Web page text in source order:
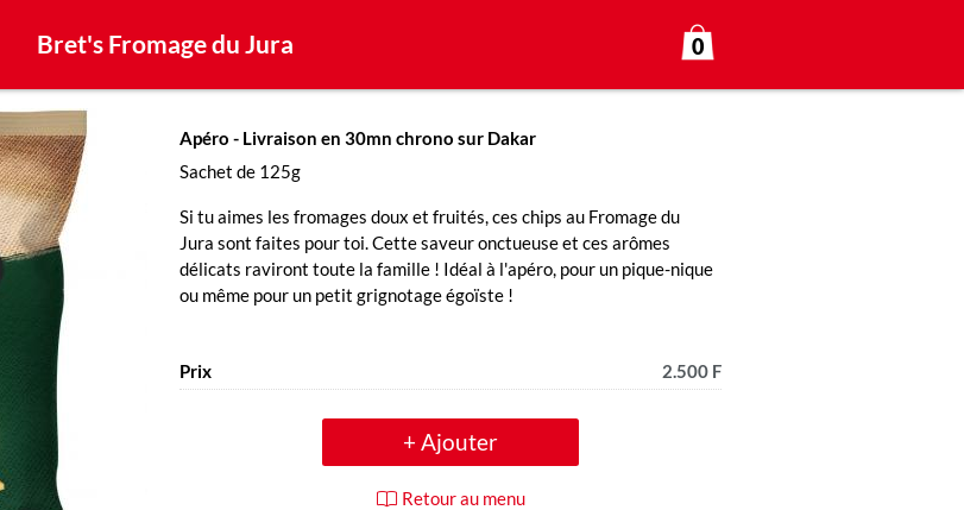
Bret's Fromage du Jura 0
Apéro - Livraison en 30mn chrono sur Dakar
Sachet de 125g
Si tu aimes les fromages doux et fruités, ces chips au Fromage du
Jura sont faites pour toi. Cette saveur onctueuse et ces arômes
délicats raviront toute la famille ! Idéal à l'apéro, pour un pique-nique
ou même pour un petit grignotage égoïste !
Prix 2.500 F
+ Ajouter
Retour au menu